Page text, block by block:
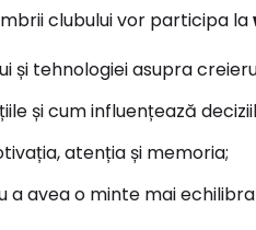
clubului vor participa la
și tehnologiei asupra
și cum influențează
atenția și memoria;
avea o minte mai